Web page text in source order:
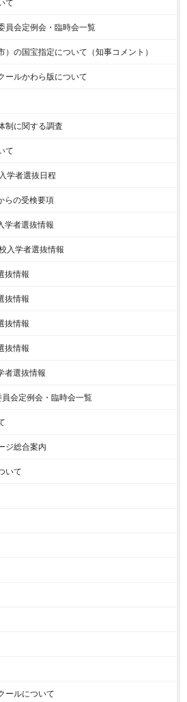
て
員会定例会・臨時会一覧
）の国宝指定について（知事コメント）
ールかわら版について
制に関する調査
て
学者選抜日程
らの受検要項
学者選抜情報
入学者選抜情報
抜情報
抜情報
抜情報
抜情報
者選抜情報
会定例会・臨時会一覧
ジ総合案内
いて
ールについて